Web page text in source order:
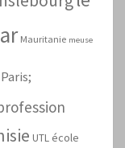
Mauritanie meuse
Paris;
UTLécole